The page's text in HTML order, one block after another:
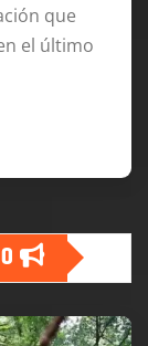
que
el último